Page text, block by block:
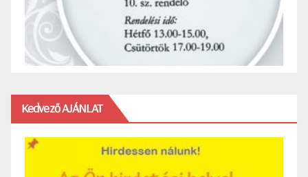
Kedvező AJÁNLAT